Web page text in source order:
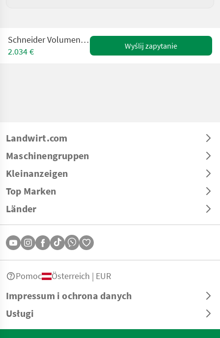
Schneider Volumen-Schaufel Euro 190
2.034 €
Wyślij zapytanie
Landwirt.com
Maschinengruppen
Kleinanzeigen
Top Marken
Länder
Impressum i ochrona danych
Usługi
Pomoc Österreich | EUR